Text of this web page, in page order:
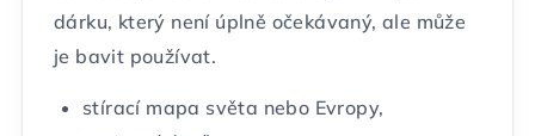
dárku, který není úplně očekávaný, ale může
je bavit používat.
stírací mapa světa nebo Evropy,